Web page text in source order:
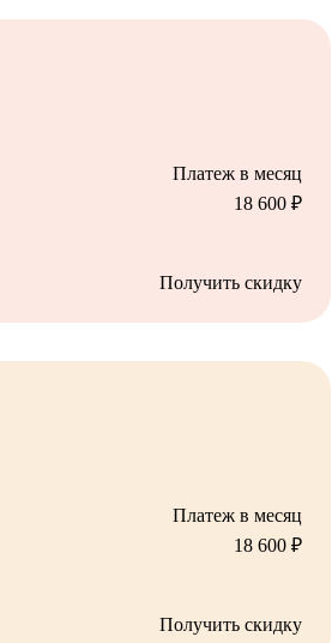
Платеж в месяц
18 600 ₽
Получить скидку
Платеж в месяц
18 600 ₽
Получить скидку